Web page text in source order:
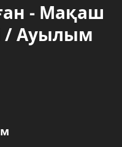
- Мақаш
/ Ауылым